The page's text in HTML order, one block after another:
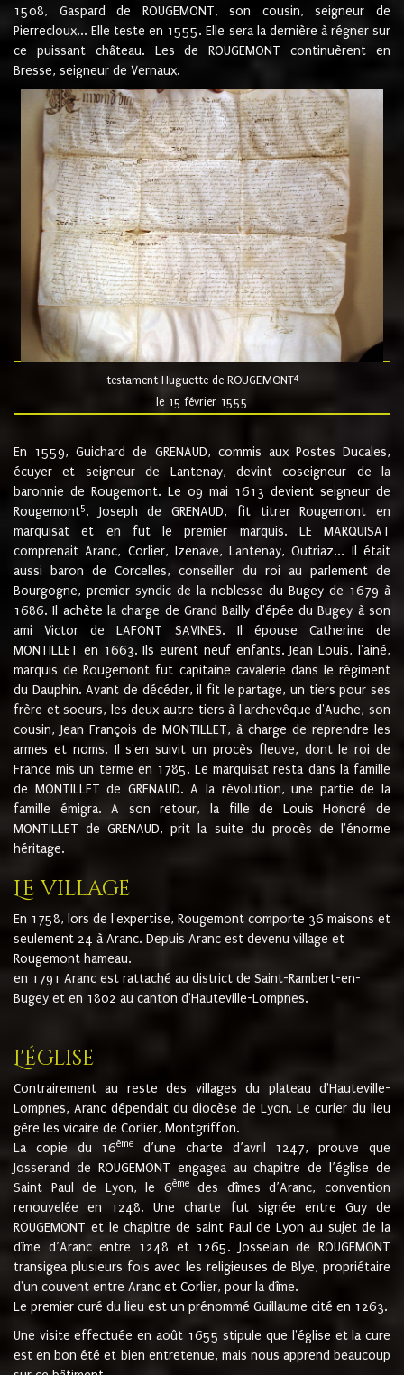
1508, Gaspard de ROUGEMONT, son cousin, seigneur de
Pierrecloux... Elle teste en 1555. Elle sera la dernière à régner sur
ce puissant château. Les de ROUGEMONT continuèrent en
Bresse, seigneur de Vernaux.
testament Huguette de ROUGEMONT4
le 15 février 1555
En 1559, Guichard de GRENAUD, commis aux Postes Ducales,
écuyer et seigneur de Lantenay, devint coseigneur de la
baronnie de Rougemont. Le 09 mai 1613 devient seigneur de
Rougemont5. Joseph de GRENAUD, fit titrer Rougemont en
marquisat et en fut le premier marquis. LE MARQUISAT
comprenait Aranc, Corlier, Izenave, Lantenay, Outriaz... Il était
aussi baron de Corcelles, conseiller du roi au parlement de
Bourgogne, premier syndic de la noblesse du Bugey de 1679 à
1686. Il achète la charge de Grand Bailly d'épée du Bugey à son
ami Victor de LAFONT SAVINES. Il épouse Catherine de
MONTILLET en 1663. Ils eurent neuf enfants. Jean Louis, l'ainé,
marquis de Rougemont fut capitaine cavalerie dans le régiment
du Dauphin. Avant de décéder, il fit le partage, un tiers pour ses
frère et soeurs, les deux autre tiers à l'archevêque d'Auche, son
cousin, Jean François de MONTILLET, à charge de reprendre les
armes et noms. Il s'en suivit un procès fleuve, dont le roi de
France mis un terme en 1785. Le marquisat resta dans la famille
de MONTILLET de GRENAUD. A la révolution, une partie de la
famille émigra. A son retour, la fille de Louis Honoré de
MONTILLET de GRENAUD, prit la suite du procès de l'énorme
héritage.
Le village
En 1758, lors de l'expertise, Rougemont comporte 36 maisons et
seulement 24 à Aranc. Depuis Aranc est devenu village et
Rougemont hameau.
en 1791 Aranc est rattaché au district de Saint-Rambert-en-
Bugey et en 1802 au canton d'Hauteville-Lompnes.
L'église
Contrairement au reste des villages du plateau d'Hauteville-
Lompnes, Aranc dépendait du diocèse de Lyon. Le curier du lieu
gère les vicaire de Corlier, Montgriffon.
La copie du 16ème
d’une charte d’avril 1247, prouve que
Josserand de ROUGEMONT engagea au chapitre de l’église de
Saint Paul de Lyon, le 6èmedes dîmes d’Aranc, convention
renouvelée en 1248. Une charte fut signée entre Guy de
ROUGEMONT et le chapitre de saint Paul de Lyon au sujet de la
dîme d’Aranc entre 1248 et 1265. Josselain de ROUGEMONT
transigea plusieurs fois avec les religieuses de Blye, propriétaire
d'un couvent entre Aranc et Corlier, pour la dîme.
Le premier curé du lieu est un prénommé Guillaume cité en 1263.
Une visite effectuée en août 1655 stipule que l'église et la cure
est en bon été et bien entretenue, mais nous apprend beaucoup